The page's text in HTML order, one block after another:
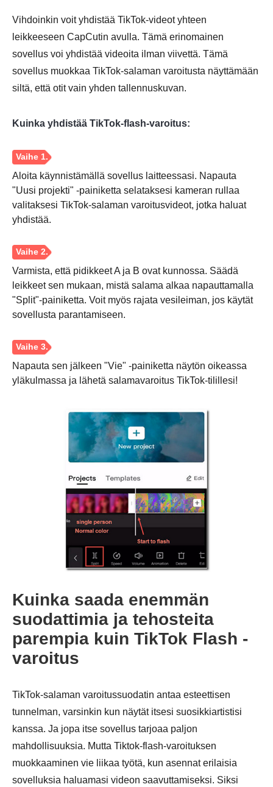
Vaihe 2.
Vaihe 3.
Vihdoinkin voit yhdistää TikTok-videot yhteen
leikkeeseen CapCutin avulla. Tämä erinomainen
sovellus voi yhdistää videoita ilman viivettä. Tämä
sovellus muokkaa TikTok-salaman varoitusta näyttämään
siltä, että otit vain yhden tallennuskuvan.
Kuinka yhdistää TikTok-flash-varoitus:
Vaihe 1.
Aloita käynnistämällä sovellus laitteessasi. Napauta
"Uusi projekti" -painiketta selataksesi kameran rullaa
valitaksesi TikTok-salaman varoitusvideot, jotka haluat
yhdistää.
Varmista, että pidikkeet A ja B ovat kunnossa. Säädä
leikkeet sen mukaan, mistä salama alkaa napauttamalla
"Split"-painiketta. Voit myös rajata vesileiman, jos käytät
sovellusta parantamiseen.
Napauta sen jälkeen "Vie" -painiketta näytön oikeassa
yläkulmassa ja lähetä salamavaroitus TikTok-tilillesi!
Kuinka saada enemmän
suodattimia ja tehosteita
parempia kuin TikTok Flash -
varoitus
TikTok-salaman varoitussuodatin antaa esteettisen
tunnelman, varsinkin kun näytät itsesi suosikkiartistisi
kanssa. Ja jopa itse sovellus tarjoaa paljon
mahdollisuuksia. Mutta Tiktok-flash-varoituksen
muokkaaminen vie liikaa työtä, kun asennat erilaisia
sovelluksia haluamasi videon saavuttamiseksi. Siksi